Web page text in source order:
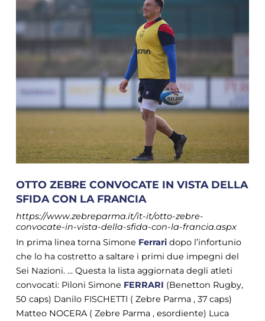
OTTO ZEBRE CONVOCATE IN VISTA DELLA
SFIDA CON LA FRANCIA
https://www.zebreparma.it/it-it/otto-zebre-
convocate-in-vista-della-sfida-con-la-francia.aspx
In prima linea torna Simone Ferraridopo l’infortunio
che lo ha costretto a saltare i primi due impegni del
Sei Nazioni. ... Questa la lista aggiornata degli atleti
convocati: Piloni Simone FERRARI (Benetton Rugby,
50 caps) Danilo FISCHETTI ( Zebre Parma , 37 caps)
Matteo NOCERA ( Zebre Parma , esordiente) Luca